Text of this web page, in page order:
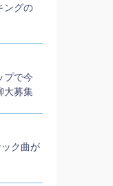
ングの
プで今
大募集
ク曲が